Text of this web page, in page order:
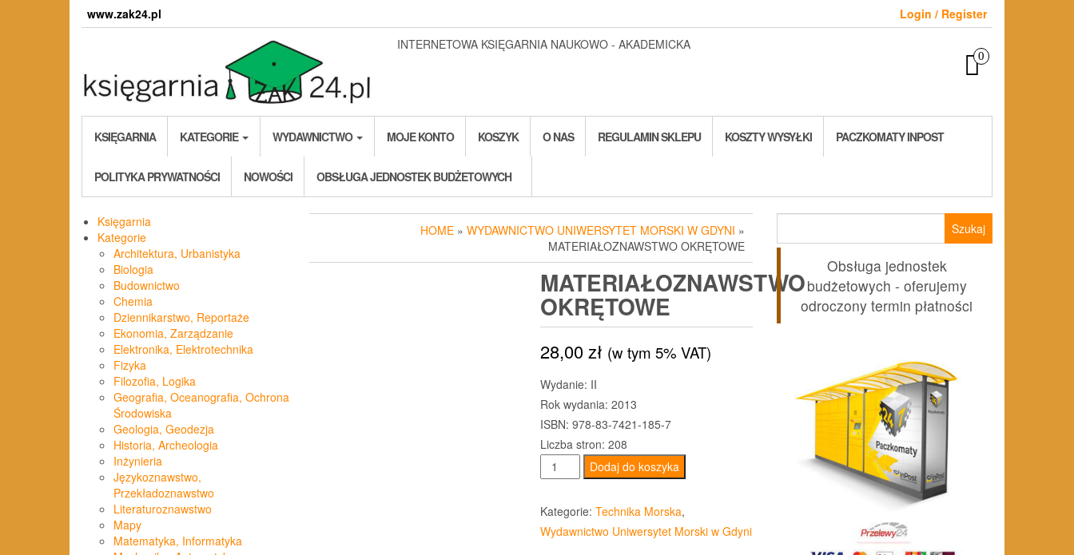
www.zak24.pl
Login / Register
INTERNETOWA KSIĘGARNIA NAUKOWO - AKADEMICKA
0
KSIĘGARNIA KATEGORIE WYDAWNICTWO MOJE KONTO KOSZYK O NAS REGULAMIN SKLEPU KOSZTY WYSYŁKI PACZKOMATY INPOST
POLITYKA PRYWATNOŚCI NOWOŚCI OBSŁUGA JEDNOSTEK BUDŻETOWYCH
Księgarnia
Kategorie
Architektura, Urbanistyka
Biologia
Budownictwo
Chemia
Dziennikarstwo, Reportaże
Ekonomia, Zarządzanie
Elektronika, Elektrotechnika
Fizyka
Filozofia, Logika
Geografia, Oceanografia, Ochrona
Środowiska
Geologia, Geodezja
Historia, Archeologia
Inżynieria
Językoznawstwo,
Przekładoznawstwo
Literaturoznawstwo
Mapy
Matematyka, Informatyka
HOME » WYDAWNICTWO UNIWERSYTET MORSKI W GDYNI »
MATERIAŁOZNAWSTWO OKRĘTOWE
MATERIAŁOZNAWSTWO
OKRĘTOWE
28,00zł (w tym 5% VAT)
Wydanie: II
Rok wydania: 2013
ISBN: 978-83-7421-185-7
Liczba stron: 208
ilość
Materiałoznawstwo
okrętowe
Dodaj do koszyka
Kategorie: Technika Morska,
Wydawnictwo Uniwersytet Morski w Gdyni
Obsługa jednostek
budżetowych - oferujemy
odroczony termin płatności